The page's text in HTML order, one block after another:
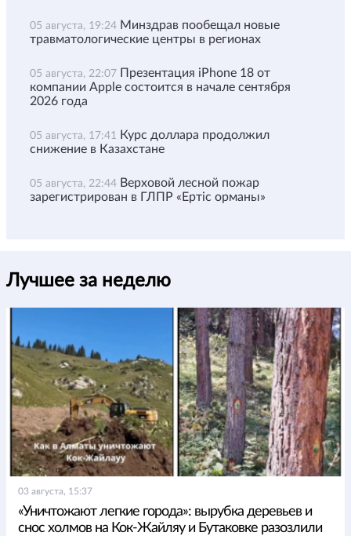
05 августа, 19:24 Минздрав пообещал новые
травматологические центры в регионах
05 августа, 22:07 Презентация iPhone 18 от
компании Apple состоится в начале сентября
2026 года
05 августа, 17:41 Курс доллара продолжил
снижение в Казахстане
05 августа, 22:44 Верховой лесной пожар
зарегистрирован в ГЛПР «Ертіс орманы»
Лучшее за неделю
03 августа, 15:37
«Уничтожают легкие города»: вырубка деревьев и
снос холмов на Кок-Жайляу и Бутаковке разозлили